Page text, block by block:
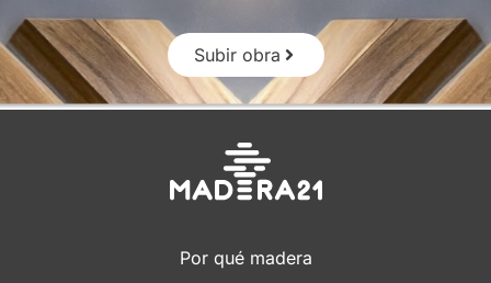
Subir obra
Por qué madera